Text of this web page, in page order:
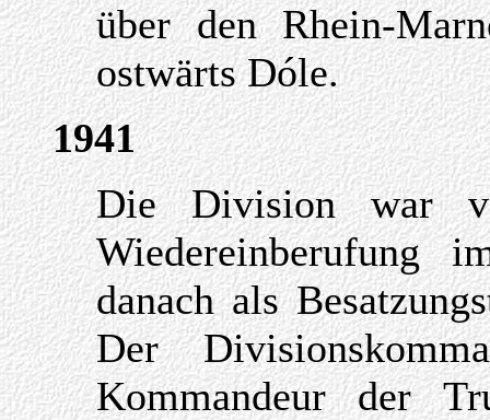
über den Rhein-
ostwärts Dóle.
1941
Die Division war
Wiedereinberufung
danach als
Der
Kommandeur der